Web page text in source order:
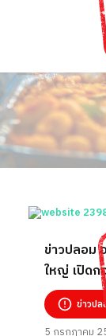
ข่าวปลอม
ใหญ่ เปิดก
ข่าวปล
5 กรกฎาคม